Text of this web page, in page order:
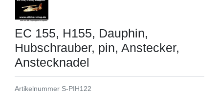
EC 155, H155, Dauphin,
Hubschrauber, pin, Anstecker,
Anstecknadel
Artikelnummer S-PIH122